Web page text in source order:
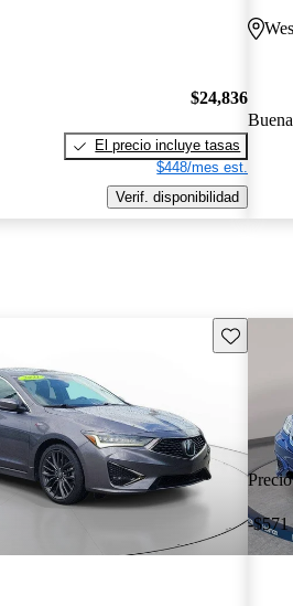
$24,836
El precio incluye tasas
$448/mes est.
Verif. disponibilidad
Guarda
-$571